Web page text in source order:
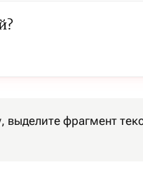
фрагмент